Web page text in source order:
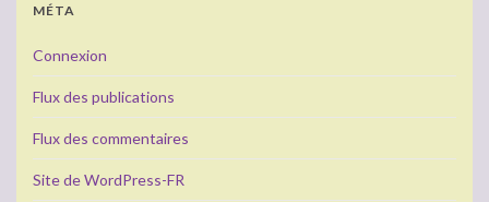
MÉTA
Connexion
Flux des publications
Flux des commentaires
Site de WordPress-FR